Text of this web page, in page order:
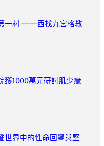
第一村 ——西找九宮格教
獲1000萬元研討肌少癥
世界中的性命回響與堅